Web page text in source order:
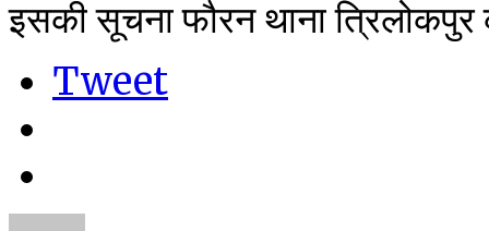
इसकी सूचना फौरन थाना त्रिलोकपुर
Tweet